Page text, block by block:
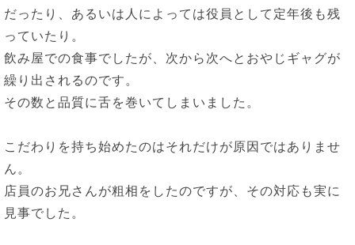
だったり、あるいは人によっては役員として定年後も残
っていたり。
飲み屋での食事でしたが、次から次へとおやじギャグが
繰り出されるのです。
その数と品質に舌を巻いてしまいました。
こだわりを持ち始めたのはそれだけが原因ではありませ
ん。
店員のお兄さんが粗相をしたのですが、その対応も実に
見事でした。